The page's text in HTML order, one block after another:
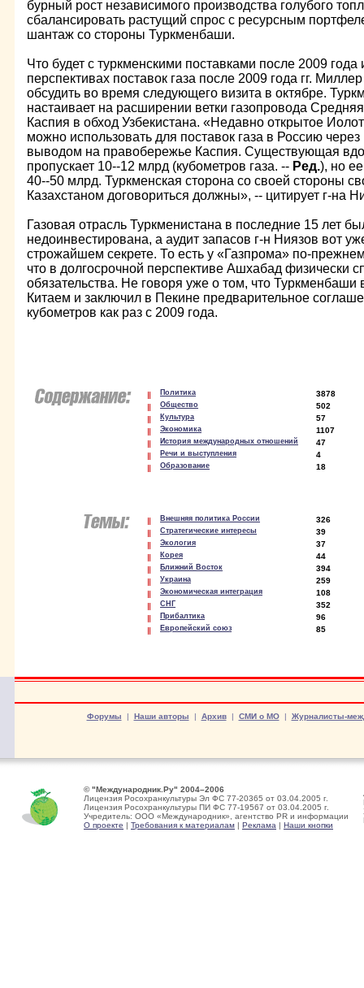
бурный рост независимого производства голубого
сбалансировать растущий спрос с ресурсным
шантаж со стороны Туркменбаши.
Что будет с туркменскими поставками после 2009
перспективах поставок газа после 2009 года гг.
обсудить во время следующего визита в октябре.
настаивает на расширении ветки газопровода
Каспия в обход Узбекистана. «Недавно открытое
можно использовать для поставок газа в Россию
выводом на правобережье Каспия. Существующая
пропускает 10--12 млрд (кубометров газа. -- Ред.), но
40--50 млрд. Туркменская сторона со своей стороны
Казахстаном договориться должны», -- цитирует г-на
Газовая отрасль Туркменистана в последние 15 лет
недоинвестирована, а аудит запасов г-н Ниязов вот
строжайшем секрете. То есть у «Газпрома» по-
что в долгосрочной перспективе Ашхабад физически
обязательства. Не говоря уже о том, что Туркменбаши
Китаем и заключил в Пекине предварительное
кубометров как раз с 2009 года.
Политика 3878
Общество 502
Культура 57
Экономика 1107
История международных отношений 47
Речи и выступления 4
Образование 18
Внешняя политика России 326
Стратегические интересы 39
Экология 37
Корея 44
Ближний Восток 394
Украина 259
Экономическая интеграция 108
СНГ 352
Прибалтика 96
Европейский союз 85
Форумы | Наши авторы | Архив| СМИ о МО| Журналисты-
© "Международник.Ру" 2004–2006
Лицензия Росохранкультуры Эл ФС 77-20365 от 03.04.2005 г.
Лицензия Росохранкультуры ПИ ФС 77-19567 от 03.04.2005 г.
Учредитель: ООО «Международник», агентство PR и информации
О проекте | Требования к материалам | Реклама | Наши кнопки